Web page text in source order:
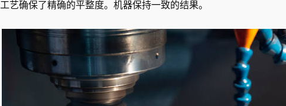
艺确保了精确的平整度。机器保持一致的结果。